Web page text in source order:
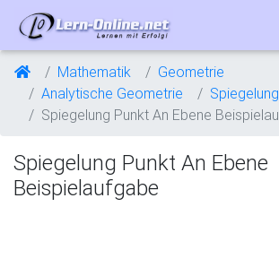
Mathematik
Geometrie
Analytische Geometrie
Spiegelung
Spiegelung Punkt An Ebene
Spiegelung Punkt An Ebene
Beispielaufgabe